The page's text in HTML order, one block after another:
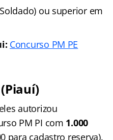
ou superior em
Concurso PM PE
autorizou
PM PI com 1.000
para cadastro reserva).